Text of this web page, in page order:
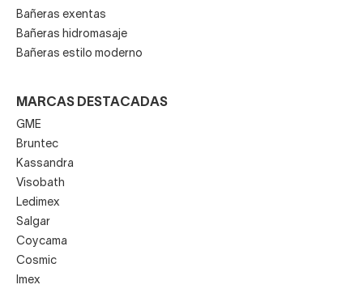
Bañeras exentas
Bañeras hidromasaje
Bañeras estilo moderno
MARCAS DESTACADAS
GME
Bruntec
Kassandra
Visobath
Ledimex
Salgar
Coycama
Cosmic
Imex